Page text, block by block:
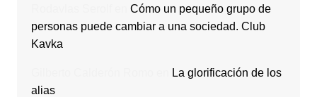
Cómo un pequeño grupo de
personas puede cambiar a una sociedad. Club
Kavka
La glorificación de los
alias